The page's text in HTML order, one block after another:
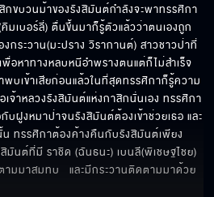
ามาร่วมเฉลิมฉลองให้และมอบความรักให้
2แคว้น
ค์หญิงหนีไปแล้วโอกาสของเราก็มาถึง
กขบวนม้าของรังสิมันต์กำลังจะพาทรรศิกา
มเบอร์ลี่) ตื่นขึ้นมาก็รู้ตัวแล้วว่าตนเองถูก
กระวาน(มะปราง วิรากานต์) สาวชาวป่าที่
พื่อหาทางหลบหนีอำพรางตนแต่ก็ไม่สำเร็จ
บเข้าเสียก่อนแล้วในที่สุดทรรศิกาก็รู้ความ
จ้าหลวงรังสิมันต์แห่งกาสิกนั่นเอง ทรรศิกา
ฝูงหมาป่าจนรังสิมันต์ต้องเข้าช่วยเธอ และ
ทรรศิกาต้องค้างคืนกับรังสิมันต์เพียง
มันต์ที่มี ราชิด (ฉันธนะ) เบนลี(พิเชษฐไชย)
มมาสมทบ   และมีกระวานติดตามมาด้วย